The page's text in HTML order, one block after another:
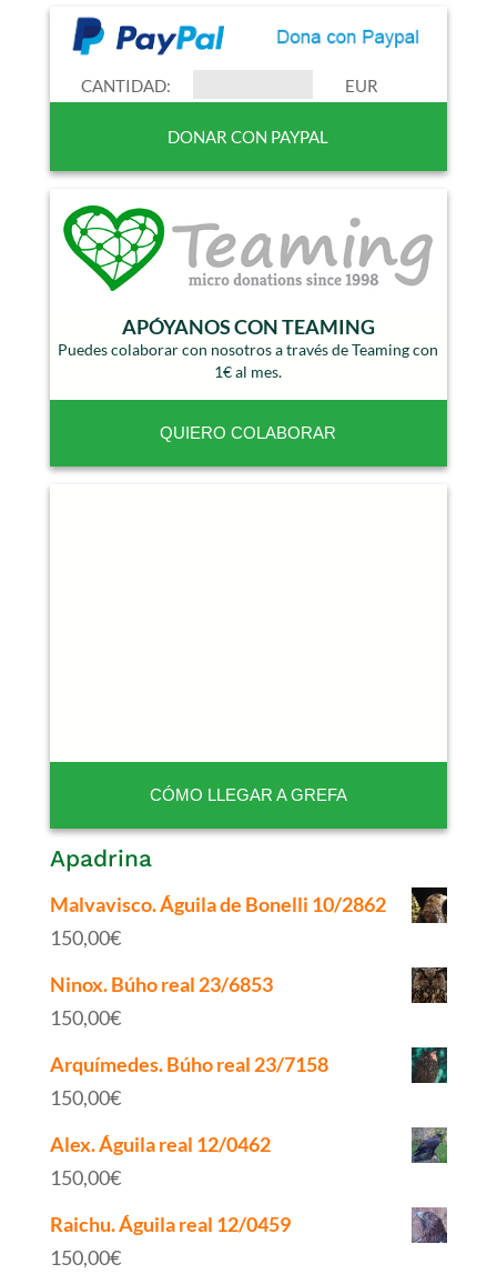
CANTIDAD: EUR
APÓYANOS CON TEAMING
Puedes colaborar con nosotros a través de Teaming con
1€ al mes.
QUIERO COLABORAR
CÓMO LLEGAR A GREFA
Apadrina
Malvavisco. Águila de Bonelli 10/2862
150,00€
Ninox. Búho real 23/6853
150,00€
Arquímedes. Búho real 23/7158
150,00€
Alex. Águila real 12/0462
150,00€
Raichu. Águila real 12/0459
150,00€